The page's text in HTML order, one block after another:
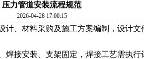
压力管道安装流程规范
2026-04-28 17:00:15
、材料采购及施工方案编制，设计文
焊接安装、支架固定，焊接工艺需执行